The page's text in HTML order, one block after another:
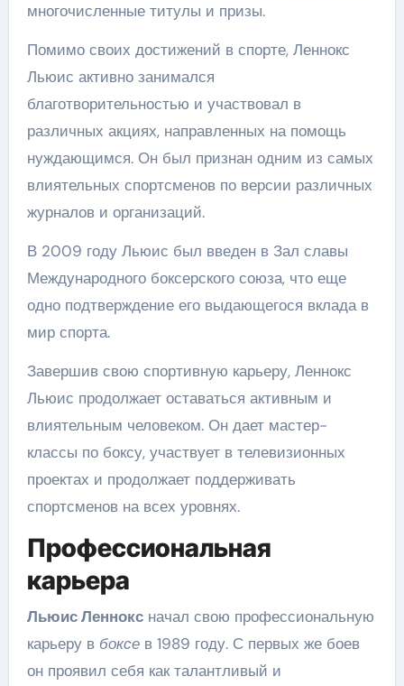
многочисленные титулы и призы.
Помимо своих достижений в спорте, Леннокс
Льюис активно занимался
благотворительностью и участвовал в
различных акциях, направленных на помощь
нуждающимся. Он был признан одним из самых
влиятельных спортсменов по версии различных
журналов и организаций.
В 2009 году Льюис был введен в Зал славы
Международного боксерского союза, что еще
одно подтверждение его выдающегося вклада в
мир спорта.
Завершив свою спортивную карьеру, Леннокс
Льюис продолжает оставаться активным и
влиятельным человеком. Он дает мастер-
классы по боксу, участвует в телевизионных
проектах и продолжает поддерживать
спортсменов на всех уровнях.
Профессиональная
карьера
Льюис Ленноксначал свою профессиональную
карьеру в боксев 1989 году. С первых же боев
он проявил себя как талантливый и